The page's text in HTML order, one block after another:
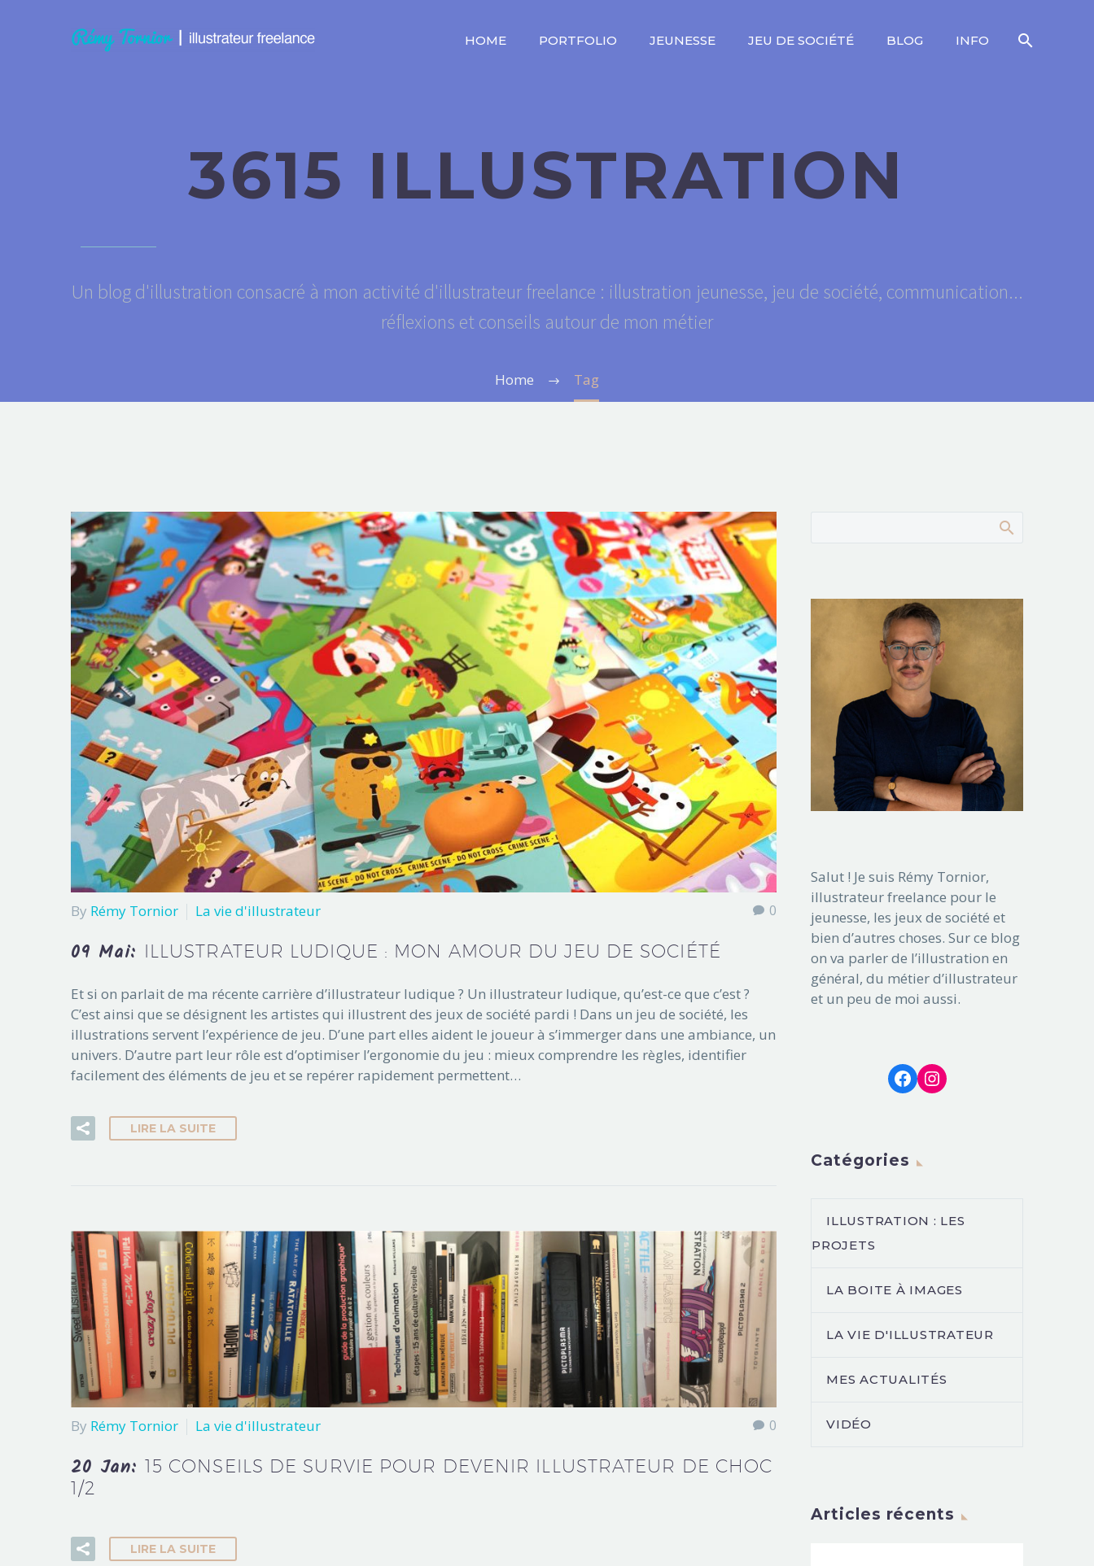
HOME PORTFOLIO JEUNESSE JEU DE SOCIÉTÉ BLOG INFO
3615 ILLUSTRATION
Un blog d'illustration consacré à mon activité d'illustrateur freelance : illustration jeunesse, jeu de société, communication...
réflexions et conseils autour de mon métier
Home Tag
0
By Rémy Tornior La vie d'illustrateur
09 Mai: ILLUSTRATEUR LUDIQUE : MON AMOUR DU JEU DE SOCIÉTÉ
Et si on parlait de ma récente carrière d’illustrateur ludique ? Un illustrateur ludique, qu’est-ce que c’est ?
C’est ainsi que se désignent les artistes qui illustrent des jeux de société pardi ! Dans un jeu de société, les
illustrations servent l’expérience de jeu. D’une part elles aident le joueur à s’immerger dans une ambiance, un
univers. D’autre part leur rôle est d’optimiser l’ergonomie du jeu : mieux comprendre les règles, identifier
facilement des éléments de jeu et se repérer rapidement permettent…
LIRE LA SUITE
0
By Rémy Tornior La vie d'illustrateur
20 Jan: 15 CONSEILS DE SURVIE POUR DEVENIR ILLUSTRATEUR DE CHOC
1/2
LIRE LA SUITE
Salut ! Je suis Rémy Tornior,
illustrateur freelance pour le
jeunesse, les jeux de société et
bien d’autres choses. Sur ce blog
on va parler de l’illustration en
général, du métier d’illustrateur
et un peu de moi aussi.
Facebook
Instagram
Catégories
ILLUSTRATION : LES
PROJETS
LA BOITE À IMAGES
LA VIE D'ILLUSTRATEUR
MES ACTUALITÉS
VIDÉO
Articles récents